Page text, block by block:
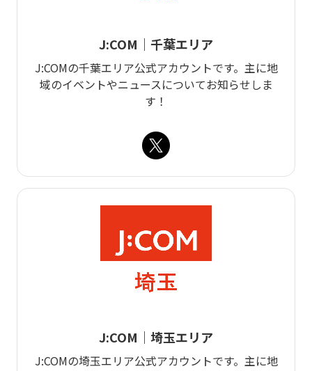
J:COM｜千葉エリア
J:COMの千葉エリア公式アカウントです。主に地
域のイベントやニュースについてお知らせしま
す！
J:COM｜埼玉エリア
J:COMの埼玉エリア公式アカウントです。主に地